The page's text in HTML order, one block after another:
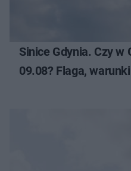
Sinice Gdynia. Czy w
09.08? Flaga,